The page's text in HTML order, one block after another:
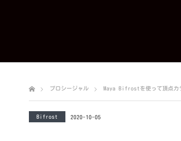
プロシージャル Maya Bifrostを使って頂点カ
Bifrost 2020-10-05